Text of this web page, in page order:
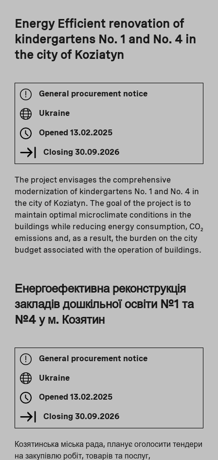
Energy Efficient renovation of
kindergartens No. 1 and No. 4 in
the city of Koziatyn
General procurement notice
Ukraine
Opened 13.02.2025
Closing 30.09.2026
The project envisages the comprehensive
modernization of kindergartens No. 1 and No. 4 in
the city of Koziatyn. The goal of the project is to
maintain optimal microclimate conditions in the
buildings while reducing energy consumption, CO₂
emissions and, as a result, the burden on the city
budget associated with the operation of buildings.
Енергоефективна реконструкція
закладів дошкільної освіти №1 та
№4 у м. Козятин
General procurement notice
Ukraine
Opened 13.02.2025
Closing 30.09.2026
Козятинськa міська рада, планує оголосити тендери
на закупівлю робіт, товарів та послуг,